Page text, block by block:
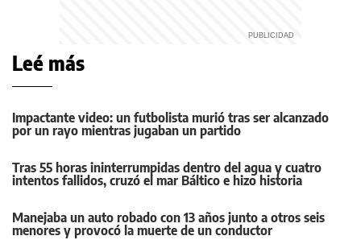
Leé más
Impactante video: un futbolista murió tras ser alcanzado
por un rayo mientras jugaban un partido
Tras 55 horas ininterrumpidas dentro del agua y cuatro
intentos fallidos, cruzó el mar Báltico e hizo historia
Manejaba un auto robado con 13 años junto a otros seis
menores y provocó la muerte de un conductor